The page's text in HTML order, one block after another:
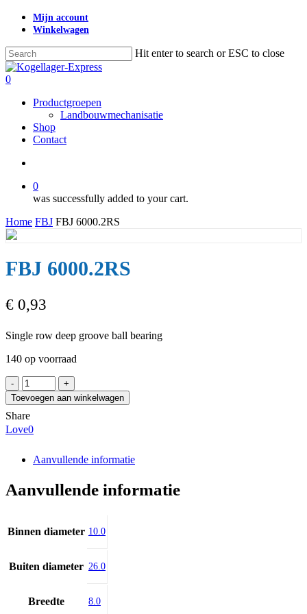
Skip
content
Mijn account
Winkelwagen
Hit enter to search or ESC to close
Close
Search
search
0
Productgroepen
Landbouwmechanisatie
Shop
Contact
0
was successfully added to your cart.
Home FBJ FBJ 6000.2RS
FBJ 6000.2RS
€ 0,93
Single row deep groove ball bearing
140 op voorraad
FBJ
6000.2RS
aantal
Toevoegen aan winkelwagen
Share
Love0
Aanvullende informatie
Aanvullende informatie
Binnen diameter 10.0
Buiten diameter 26.0
Breedte 8.0